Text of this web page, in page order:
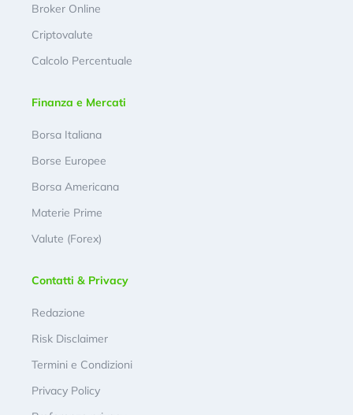
Broker Online
Criptovalute
Calcolo Percentuale
Finanza e Mercati
Borsa Italiana
Borse Europee
Borsa Americana
Materie Prime
Valute (Forex)
Contatti & Privacy
Redazione
Risk Disclaimer
Termini e Condizioni
Privacy Policy